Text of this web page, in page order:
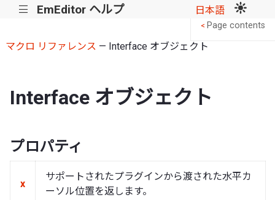
||| EmEditor ヘルプ 日本語
マクロ リファレンス — Interface オブジェクト
Interface オブジェクト
プロパティ
x
サポートされたプラグインから渡された水平カ
ーソル位置を返します。
< Page contents